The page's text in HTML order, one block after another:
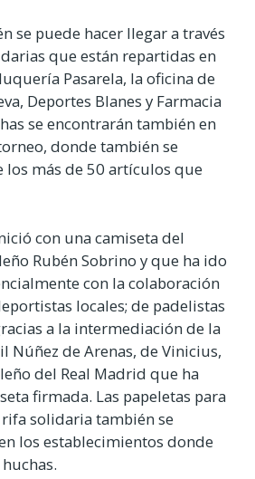
se puede hacer llegar a través
que están repartidas en
Pasarela, la oficina de
Deportes Blanes y Farmacia
se encontrarán también en
donde también se
los más de 50 artículos que
con una camiseta del
Rubén Sobrino y que ha ido
con la colaboración
locales; de padelistas
a la intermediación de la
Núñez de Arenas, de Vinicius,
del Real Madrid que ha
firmada. Las papeletas para
solidaria también se
los establecimientos donde